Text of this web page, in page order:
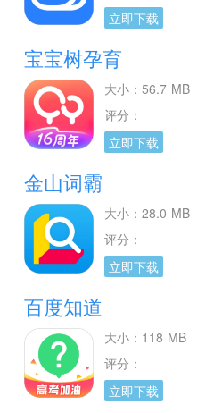
立即下载
宝宝树孕育
大小：56.7 MB
评分：
立即下载
金山词霸
大小：28.0 MB
评分：
立即下载
百度知道
大小：118 MB
评分：
立即下载